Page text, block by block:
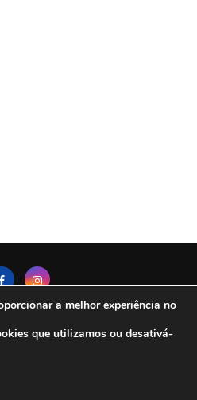
Contato
Sobre Nós
DestinoAberto.com
a melhor experiência no
que utilizamos ou desativá-